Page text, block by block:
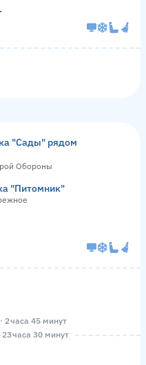
"Сады" рядом
Обороны
"Питомник"
2 часа 45 минут
часа 30 минут